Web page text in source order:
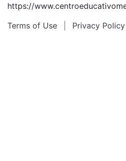
https://
Terms of Use
Privacy Policy